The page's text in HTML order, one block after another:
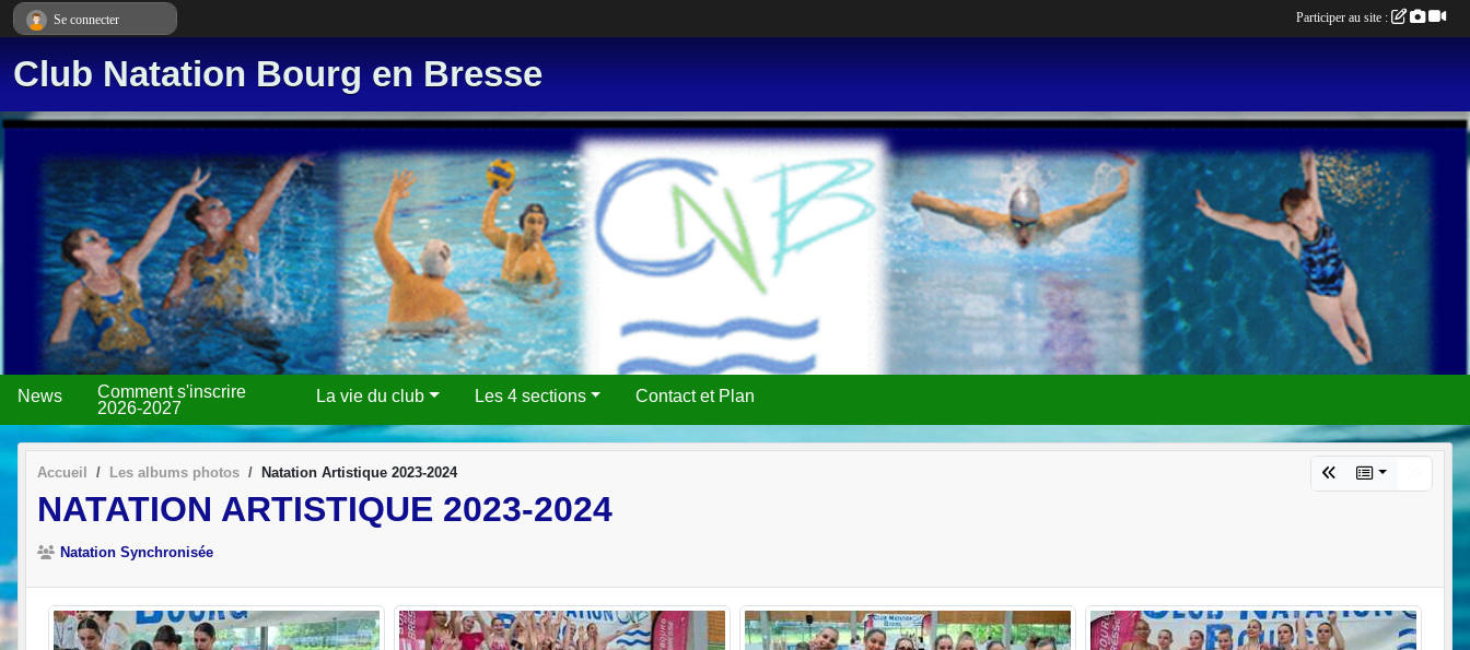
Club Natation Bourg en Bresse
News
Comment s'inscrire
2026-2027
La vie du club Les 4 sections Contact et Plan
Accueil Les albums photos Natation Artistique 2023-2024
NATATION ARTISTIQUE 2023-2024
Natation Synchronisée
Se connecter Participer au site :
Panneau de gestion des cookies